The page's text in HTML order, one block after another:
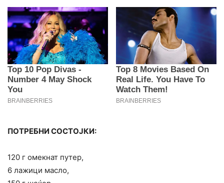
ПОТРЕБНИ СОСТОЈКИ:
120 г омекнат путер,
6 лажици масло,